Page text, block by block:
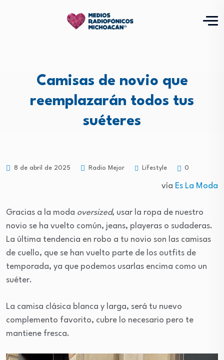
Camisas de novio que
reemplazarán todos tus
suéteres
8 de abril de 2025 Radio Mejor Lifestyle 0
vía Es La Moda
Gracias a la moda oversized, usar la ropa de nuestro
novio se ha vuelto común, jeans, playeras o sudaderas.
La última tendencia en robo a tu novio son las camisas
de cuello, que se han vuelto parte de los outfits de
temporada, ya que podemos usarlas encima como un
suéter.
La camisa clásica blanca y larga, será tu nuevo
complemento favorito, cubre lo necesario pero te
mantiene fresca.